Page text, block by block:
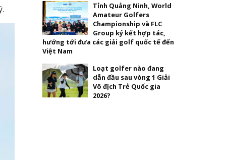
Tỉnh Quảng Ninh, World
Amateur Golfers
Championship và FLC
Group ký kết hợp tác,
hướng tới đưa các giải golf quốc tế đến
Việt Nam
Loạt golfer nào đang
dẫn đầu sau vòng 1 Giải
Vô địch Trẻ Quốc gia
2026?